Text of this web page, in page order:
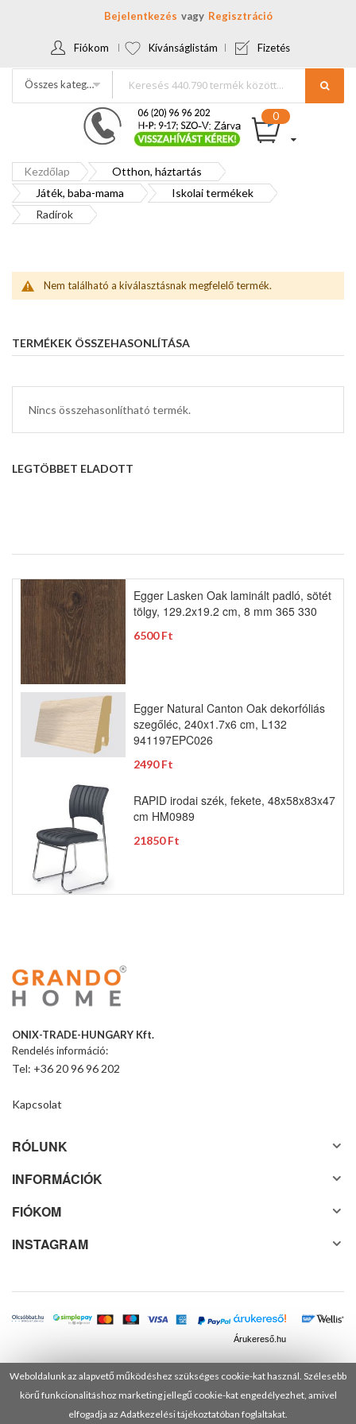
Weboldalunk az alapvető működéshez szükséges cookie-kat használ. Szélesebb
körű funkcionalitáshoz marketing jellegű cookie-kat engedélyezhet, amivel
elfogadja az Adatkezelési tájékoztatóban foglaltakat.
Bejelentkezés Regisztráció
Fiókom Kívánságlistám Fizetés
Összes kategória
Kezdőlap
Otthon, háztartás
Játék, baba-mama
Iskolai termékek
Radírok
Nem található a kiválasztásnak megfelelő termék.
TERMÉKEK ÖSSZEHASONLÍTÁSA
Nincs összehasonlítható termék.
LEGTÖBBET ELADOTT
Egger Lasken Oak laminált padló, sötét
tölgy, 129.2x19.2 cm, 8 mm 365 330
6500 Ft
Egger Natural Canton Oak dekorfóliás
szegőléc, 240x1.7x6 cm, L132
941197EPC026
2490 Ft
RAPID irodai szék, fekete, 48x58x83x47
cm HM0989
21850 Ft
ONIX-TRADE-HUNGARY Kft.
Rendelés információ:
Tel: +36 20 96 96 202
Kapcsolat
RÓLUNK
INFORMÁCIÓK
FIÓKOM
INSTAGRAM
Árukereső.hu
© 2025 Minden jog fenntartva! DANUSA Hungary Kft.